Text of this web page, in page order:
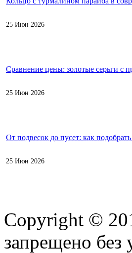
25 Июн 2026
Сравнение цены: золотые серьги с
25 Июн 2026
От подвесок до пусет: как
25 Июн 2026
Copyright ©
запрещено без